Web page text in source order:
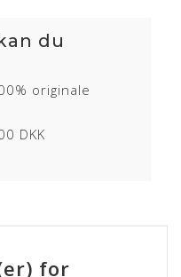
du
originale
DKK
for